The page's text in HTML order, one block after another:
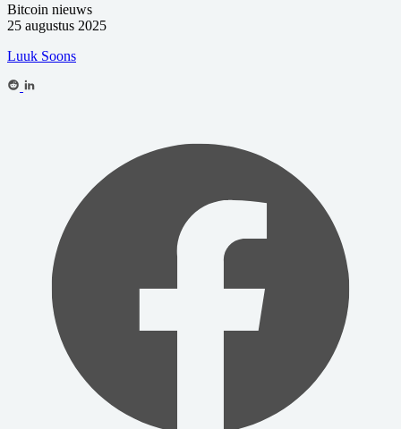
Bitcoin nieuws
25 augustus 2025
Luuk Soons